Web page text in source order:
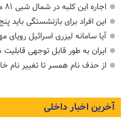
اجاره این کلبه در شمال شبی ۸۱ میلیون تومان است
این افراد برای بازنشستگی
آیا سامانه لیزری اسرائیل
ایران به طور قابل توجهی
از حذف نام همسر تا تغییر نام
آخرین اخبار داخلی